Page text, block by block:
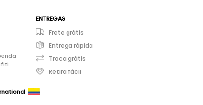
ENTREGAS
Frete grátis
Entrega rápida
Troca grátis
Retira fácil